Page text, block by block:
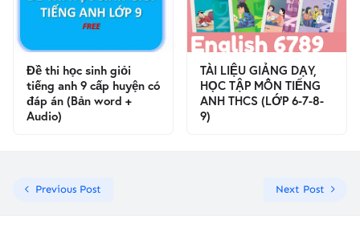
Đề thi học sinh giỏi
tiếng anh 9 cấp huyện có
đáp án (Bản word +
Audio)
TÀI LIỆU GIẢNG DẠY,
HỌC TẬP MÔN TIẾNG
ANH THCS (LỚP 6-7-8-
9)
Previous Post Next Post